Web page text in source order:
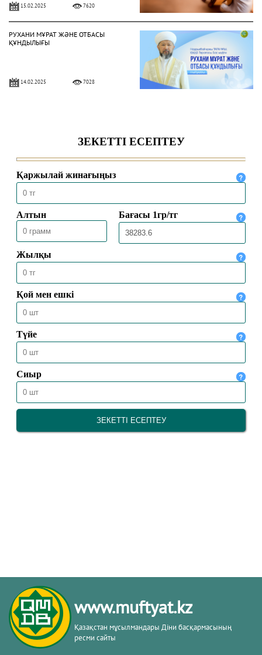
15.02.2025 7620
РУХАНИ МҰРАТ ЖӘНЕ ОТБАСЫ
ҚҰНДЫЛЫҒЫ
14.02.2025 7028
05.02.2025 6519
ДӘСТҮРЛІ ТӘРБИЕ – БЕРЕКЕЛІ
ҮЙДІҢ ІРГЕТАСЫ
03.02.2025
www.muftyat.kz
Қазақстан мұсылмандары Діни басқармасының
ресми сайты